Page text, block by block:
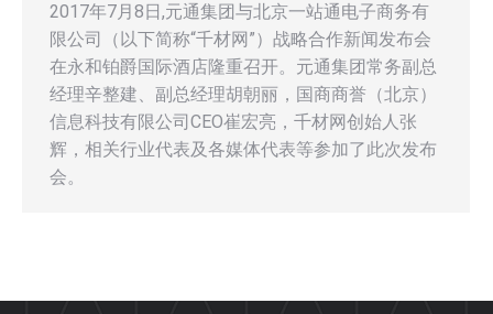
2017年7月8日,元通集团与北京一站通电子商务有
限公司（以下简称“千材网”）战略合作新闻发布会
在永和铂爵国际酒店隆重召开。元通集团常务副总
经理辛整建、副总经理胡朝丽，国商商誉（北京）
信息科技有限公司CEO崔宏亮，千材网创始人张
辉，相关行业代表及各媒体代表等参加了此次发布
会。